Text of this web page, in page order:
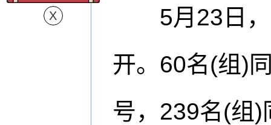
5月23日，
开。60名(组)
号，239名(组